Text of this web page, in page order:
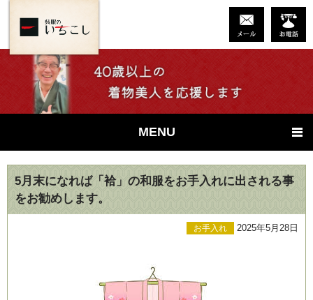
MENU
5月末になれば「袷」の和服をお手入れに出される事
をお勧めします。
お手入れ 2025年5月28日